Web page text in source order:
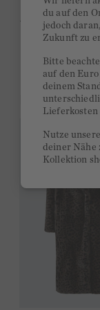
Ab 300€
DAS
du auf den
jedoch
Zukunft zu
Bitte
auf den
deinem
Lieferkosten
Nutze
deiner Nähe
Kollektion